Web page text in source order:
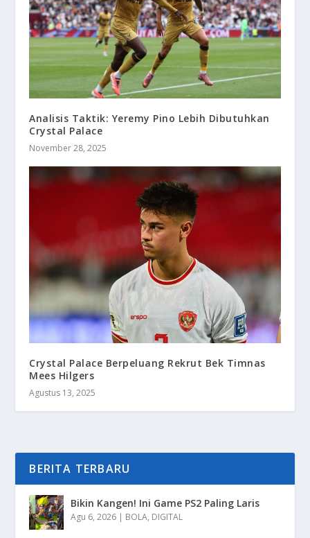
Analisis Taktik: Yeremy Pino Lebih Dibutuhkan
Crystal Palace
November 28, 2025
Crystal Palace Berpeluang Rekrut Bek Timnas
Mees Hilgers
Agustus 13, 2025
BERITA TERBARU
Bikin Kangen! Ini Game PS2 Paling Laris
Agu 6, 2026 | BOLA, DIGITAL